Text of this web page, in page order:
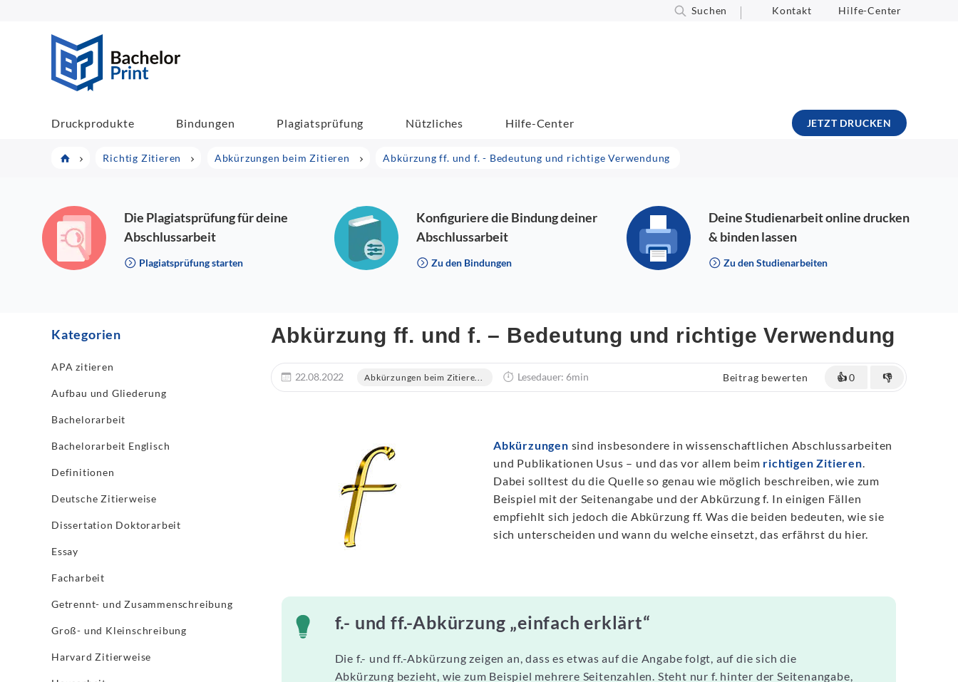
Suchen Kontakt Hilfe-Center
Druckprodukte Bindungen Plagiatsprüfung Nützliches Hilfe-Center JETZT DRUCKEN
Richtig Zitieren Abkürzungen beim Zitieren Abkürzung ff. und f. - Bedeutung und richtige Verwendung
Die Plagiatsprüfung für deine
Abschlussarbeit
Plagiatsprüfung starten
Konfiguriere die Bindung deiner
Abschlussarbeit
Zu den Bindungen
Deine Studienarbeit online drucken
& binden lassen
Zu den Studienarbeiten
Kategorien
APA zitieren
Aufbau und Gliederung
Bachelorarbeit
Bachelorarbeit Englisch
Definitionen
Deutsche Zitierweise
Dissertation Doktorarbeit
Essay
Facharbeit
Getrennt- und Zusammenschreibung
Groß- und Kleinschreibung
Harvard Zitierweise
Abkürzung ff. und f. – Bedeutung und richtige Verwendung
22.08.2022 Abkürzungen beim Zitiere... Lesedauer: 6min Beitrag bewerten 👍0 👎
Abkürzungen sind insbesondere in wissenschaftlichen Abschlussarbeiten
und Publikationen Usus – und das vor allem beim richtigen Zitieren.
Dabei solltest du die Quelle so genau wie möglich beschreiben, wie zum
Beispiel mit der Seitenangabe und der Abkürzung f. In einigen Fällen
empfiehlt sich jedoch die Abkürzung ff. Was die beiden bedeuten, wie sie
sich unterscheiden und wann du welche einsetzt, das erfährst du hier.
f.- und ff.-Abkürzung „einfach erklärt“
Die f.- und ff.-Abkürzung zeigen an, dass es etwas auf die Angabe folgt, auf die sich die
Abkürzung bezieht, wie zum Beispiel mehrere Seitenzahlen. Steht nur f. hinter der Seitenangabe,